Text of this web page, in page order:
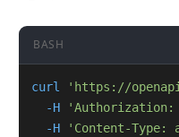
BASH
curl 'https://
-H
'Authorization:
-H
'Content-